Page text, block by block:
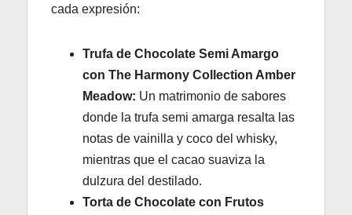
cada expresión:
Trufa de Chocolate Semi Amargo
con The Harmony Collection Amber
Meadow: Un matrimonio de sabores
donde la trufa semi amarga resalta las
notas de vainilla y coco del whisky,
mientras que el cacao suaviza la
dulzura del destilado.
Torta de Chocolate con Frutos